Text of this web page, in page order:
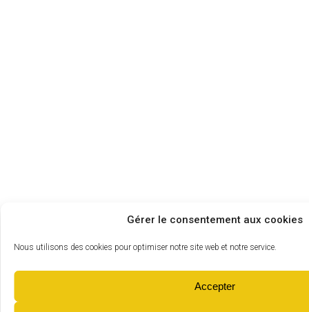
Gérer le consentement aux cookies
Nous utilisons des cookies pour optimiser notre site web et notre service.
Accepter